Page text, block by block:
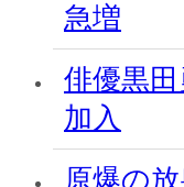
急増
俳優黒
加入
原爆の